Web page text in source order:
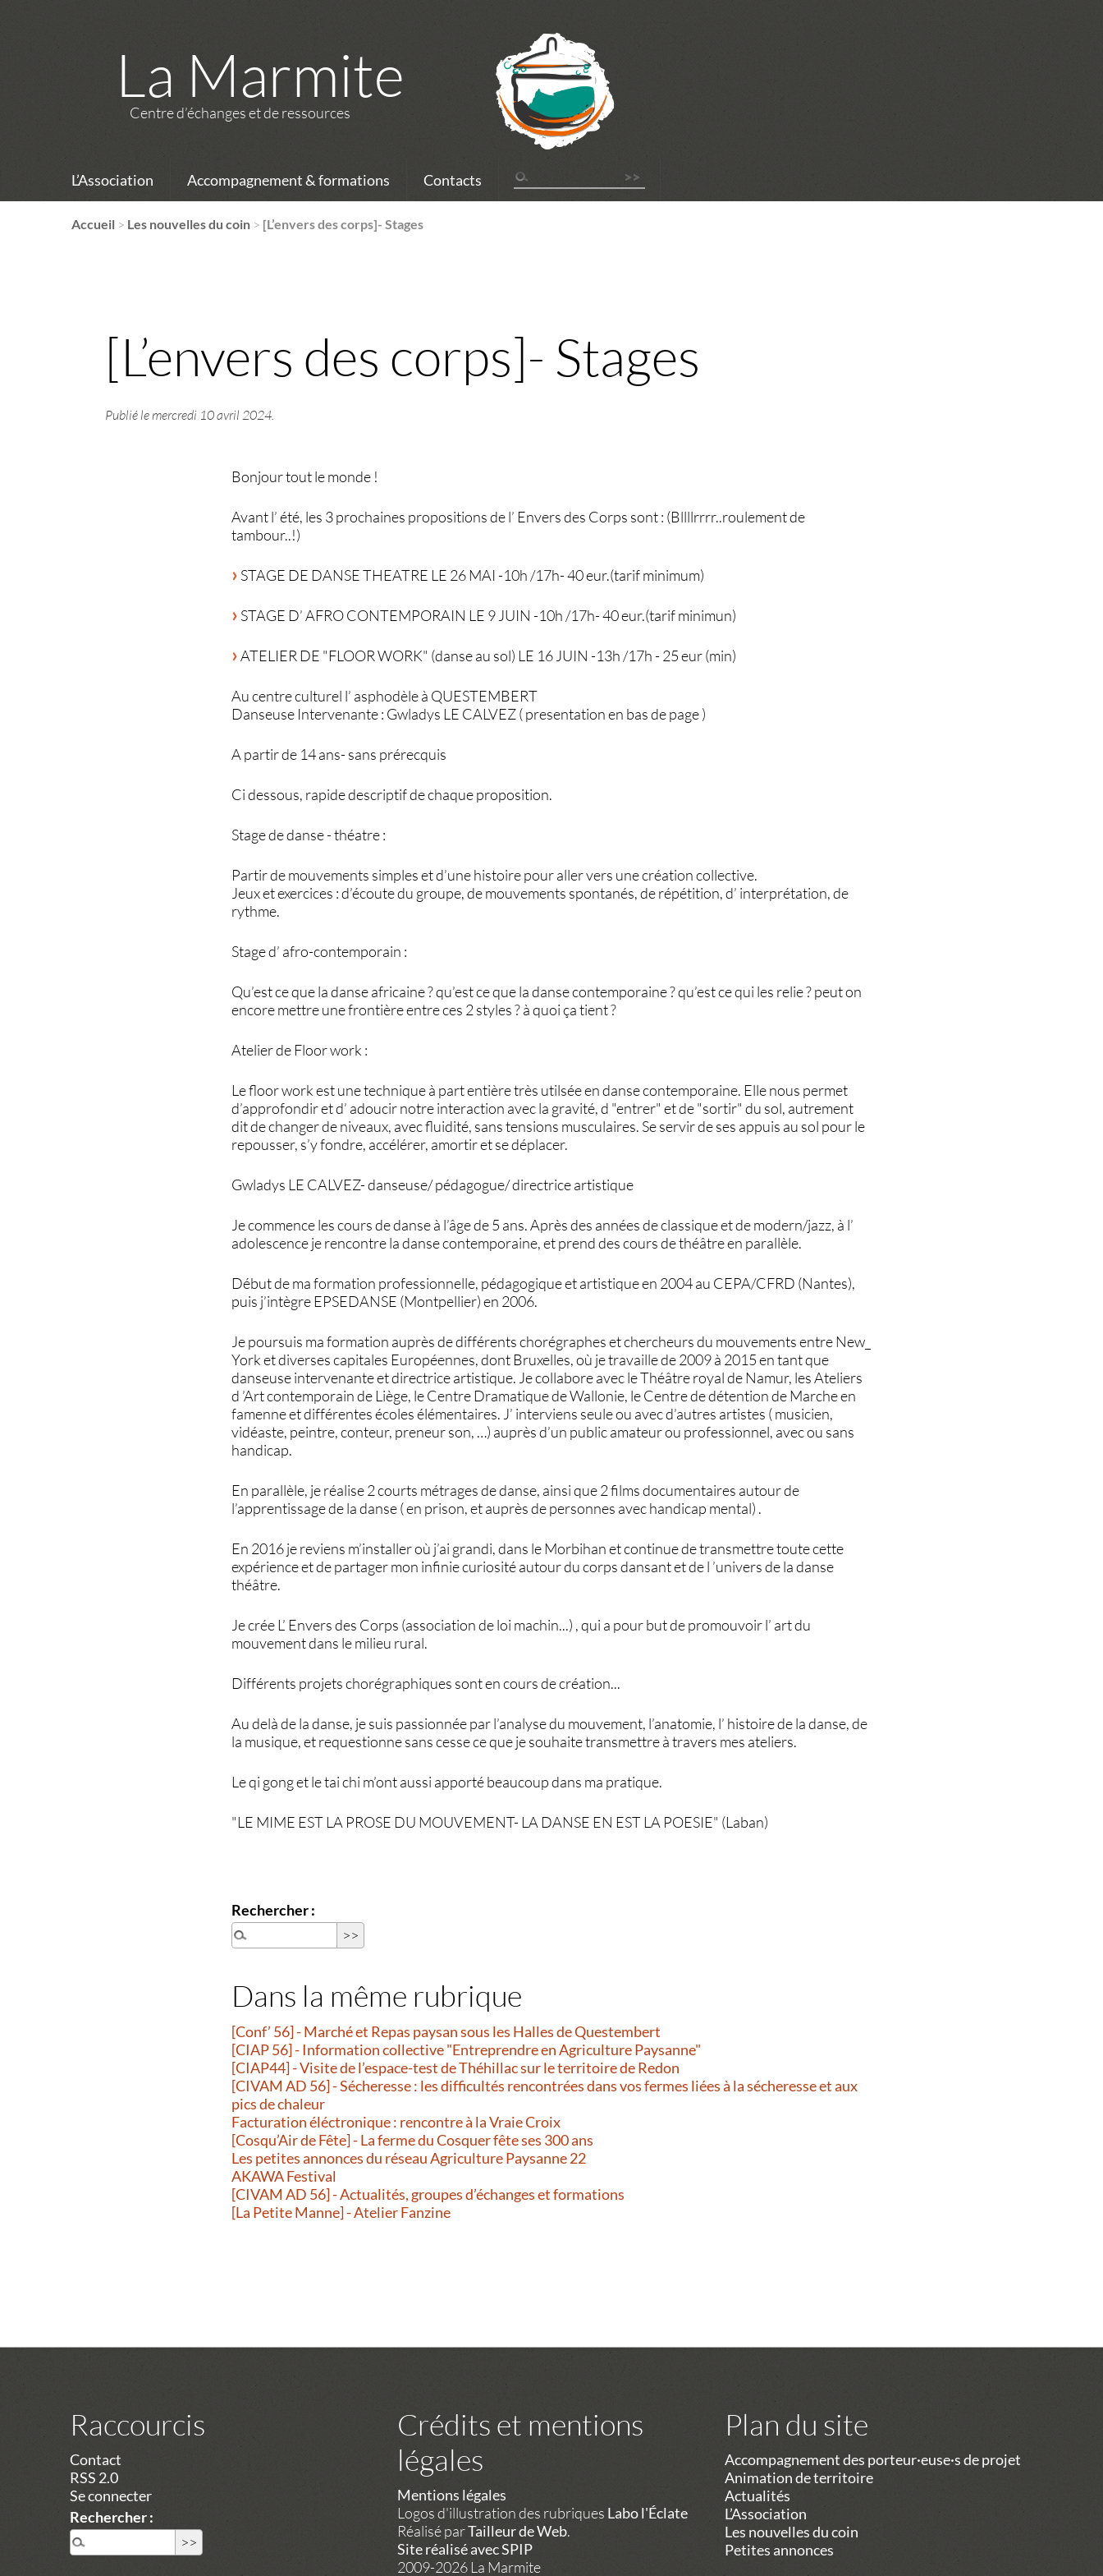
La Marmite
Centre d’échanges et de ressources
L’Association Accompagnement & formations Contacts
Accueil > Les nouvelles du coin > [L’envers des corps]- Stages
[L’envers des corps]- Stages
Publié le mercredi 10 avril 2024.
Bonjour tout le monde !
Avant l’ été, les 3 prochaines propositions de l’ Envers des Corps sont : (Bllllrrrr..roulement de
tambour..!)
STAGE DE DANSE THEATRE LE 26 MAI -10h /17h- 40 eur.(tarif minimum)
STAGE D’ AFRO CONTEMPORAIN LE 9 JUIN -10h /17h- 40 eur.(tarif minimun)
ATELIER DE "FLOOR WORK" (danse au sol) LE 16 JUIN -13h /17h - 25 eur (min)
Au centre culturel l’ asphodèle à QUESTEMBERT
Danseuse Intervenante : Gwladys LE CALVEZ ( presentation en bas de page )
A partir de 14 ans- sans prérecquis
Ci dessous, rapide descriptif de chaque proposition.
Stage de danse - théatre :
Partir de mouvements simples et d’une histoire pour aller vers une création collective.
Jeux et exercices : d’écoute du groupe, de mouvements spontanés, de répétition, d’ interprétation, de
rythme.
Stage d’ afro-contemporain :
Qu’est ce que la danse africaine ? qu’est ce que la danse contemporaine ? qu’est ce qui les relie ? peut on
encore mettre une frontière entre ces 2 styles ? à quoi ça tient ?
Atelier de Floor work :
Le floor work est une technique à part entière très utilsée en danse contemporaine. Elle nous permet
d’approfondir et d’ adoucir notre interaction avec la gravité, d "entrer" et de "sortir" du sol, autrement
dit de changer de niveaux, avec fluidité, sans tensions musculaires. Se servir de ses appuis au sol pour le
repousser, s’y fondre, accélérer, amortir et se déplacer.
Gwladys LE CALVEZ- danseuse/ pédagogue/ directrice artistique
Je commence les cours de danse à l’âge de 5 ans. Après des années de classique et de modern/jazz, à l’
adolescence je rencontre la danse contemporaine, et prend des cours de théâtre en parallèle.
Début de ma formation professionnelle, pédagogique et artistique en 2004 au CEPA/CFRD (Nantes),
puis j’intègre EPSEDANSE (Montpellier) en 2006.
Je poursuis ma formation auprès de différents chorégraphes et chercheurs du mouvements entre New_
York et diverses capitales Européennes, dont Bruxelles, où je travaille de 2009 à 2015 en tant que
danseuse intervenante et directrice artistique. Je collabore avec le Théâtre royal de Namur, les Ateliers
d ’Art contemporain de Liège, le Centre Dramatique de Wallonie, le Centre de détention de Marche en
famenne et différentes écoles élémentaires. J’ interviens seule ou avec d’autres artistes ( musicien,
vidéaste, peintre, conteur, preneur son, …) auprès d’un public amateur ou professionnel, avec ou sans
handicap.
En parallèle, je réalise 2 courts métrages de danse, ainsi que 2 films documentaires autour de
l’apprentissage de la danse ( en prison, et auprès de personnes avec handicap mental) .
En 2016 je reviens m’installer où j’ai grandi, dans le Morbihan et continue de transmettre toute cette
expérience et de partager mon infinie curiosité autour du corps dansant et de l ’univers de la danse
théâtre.
Je crée L’ Envers des Corps (association de loi machin...) , qui a pour but de promouvoir l’ art du
mouvement dans le milieu rural.
Différents projets chorégraphiques sont en cours de création...
Au delà de la danse, je suis passionnée par l’analyse du mouvement, l’anatomie, l’ histoire de la danse, de
la musique, et requestionne sans cesse ce que je souhaite transmettre à travers mes ateliers.
Le qi gong et le tai chi m’ont aussi apporté beaucoup dans ma pratique.
"LE MIME EST LA PROSE DU MOUVEMENT- LA DANSE EN EST LA POESIE" (Laban)
Rechercher :
Dans la même rubrique
[Conf’ 56] - Marché et Repas paysan sous les Halles de Questembert
[CIAP 56] - Information collective "Entreprendre en Agriculture Paysanne"
[CIAP44] - Visite de l’espace-test de Théhillac sur le territoire de Redon
[CIVAM AD 56] - Sécheresse : les difficultés rencontrées dans vos fermes liées à la sécheresse et aux
pics de chaleur
Facturation éléctronique : rencontre à la Vraie Croix
[Cosqu’Air de Fête] - La ferme du Cosquer fête ses 300 ans
Les petites annonces du réseau Agriculture Paysanne 22
AKAWA Festival
[CIVAM AD 56] - Actualités, groupes d’échanges et formations
[La Petite Manne] - Atelier Fanzine
Raccourcis
Contact
RSS 2.0
Se connecter
Rechercher :
Crédits et mentions
légales
Mentions légales
Logos d'illustration des rubriques Labo l'Éclate
Réalisé parTailleur de Web.
Site réalisé avec SPIP
2009-2026 La Marmite
Plan du site
Accompagnement des porteur·euse·s de projet
Animation de territoire
Actualités
L’Association
Les nouvelles du coin
Petites annonces